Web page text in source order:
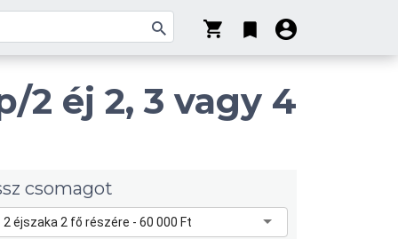
2 éj 2, 3 vagy 4
csomagot
2 éjszaka 2 fő részére - 60 000 Ft